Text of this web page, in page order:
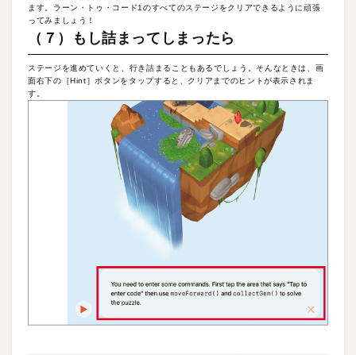
ます。ラーン・トゥ・コード1のすべてのステージをクリアできるように頑張
ってみましょう！
（７）もし詰まってしまったら
ステージを進めていくと、行き詰まることもあるでしょう。そんなときは、画
面右下の［Hint］ボタンをタップすると、クリアまでのヒントが表示されま
す。